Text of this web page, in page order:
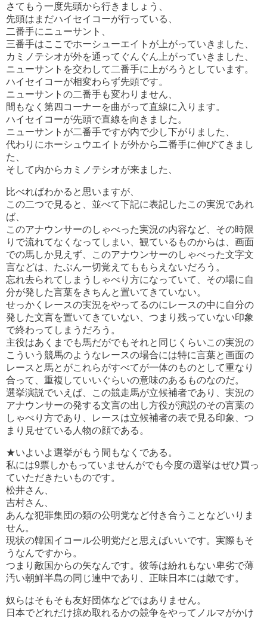
さてもう一度先頭から行きましょう、
先頭はまだハイセイコーが行っている、
二番手にニューサント、
三番手はここでホーシューエイトが上がっていきました、
カミノテシオが外を通ってぐんぐん上がっていきました、
ニューサントを交わして二番手に上がろうとしています。
ハイセイコーが相変わらず先頭です。
ニューサントの二番手も変わりません、
間もなく第四コーナーを曲がって直線に入ります。
ハイセイコーが先頭で直線を向きました。
ニューサントが二番手ですが内で少し下がりました、
代わりにホーシュウエイトが外から二番手に伸びてきまし
た、
そして内からカミノテシオが来ました、
比べればわかると思いますが、
この二つで見ると、並べて下記に表記したこの実況であれ
ば、
このアナウンサーのしゃべった実況の内容など、その時限
りで流れてなくなってしまい、観ているものからは、画面
での馬しか見えず、このアナウンサーのしゃべった文字文
言などは、たぶん一切覚えてももらえないだろう。
忘れ去られてしまうしゃべり方になっていて、その場に自
分が発した言葉をきちんと置いてきていない。
せっかくレースの実況をやってるのにレースの中に自分の
発した文言を置いてきていない、つまり残っていない印象
で終わってしまうだろう。
主役はあくまでも馬だがでもそれと同じくらいこの実況の
こういう競馬のようなレースの場合には特に言葉と画面の
レースと馬とがこれらがすべてが一体のものとして重なり
合って、重複していいぐらいの意味のあるものなのだ。
選挙演説でいえば、この競走馬が立候補者であり、実況の
アナウンサーの発する文言の出し方役が演説のその言葉の
しゃべり方であり、レースは立候補者の表で見る印象、つ
まり見せている人物の顔である。
★いよいよ選挙がもう間もなくである。
私には9票しかもっていませんがでも今度の選挙はぜひ買っ
ていただきたいものです。
松井さん、
吉村さん、
あんな犯罪集団の類の公明党など付き合うことなどいりま
せん。
現状の韓国イコール公明党だと思えばいいです。実際もそ
うなんですから。
つまり敵国からの矢なんです。彼等は紛れもない卑劣で薄
汚い朝鮮半島の同じ連中であり、正味日本には敵です。
奴らはそもそも友好団体などではありません。
日本でどれだけ掠め取れるかの競争をやってノルマがかけ